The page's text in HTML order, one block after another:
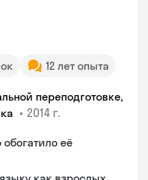
12 лет опыта
переподготовке,
• 2014 г.
обогатило её